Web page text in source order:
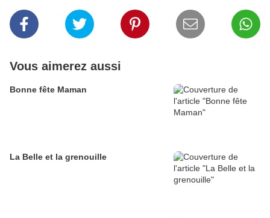
Vous aimerez aussi
Bonne fête Maman
La Belle et la grenouille